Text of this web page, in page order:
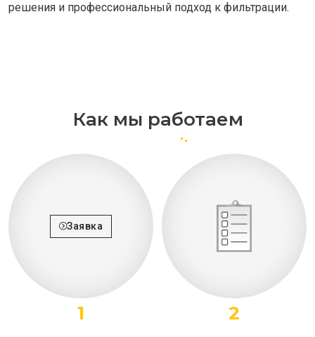
решения и профессиональный подход к фильтрации.
Как мы работаем
Заявка
1 2